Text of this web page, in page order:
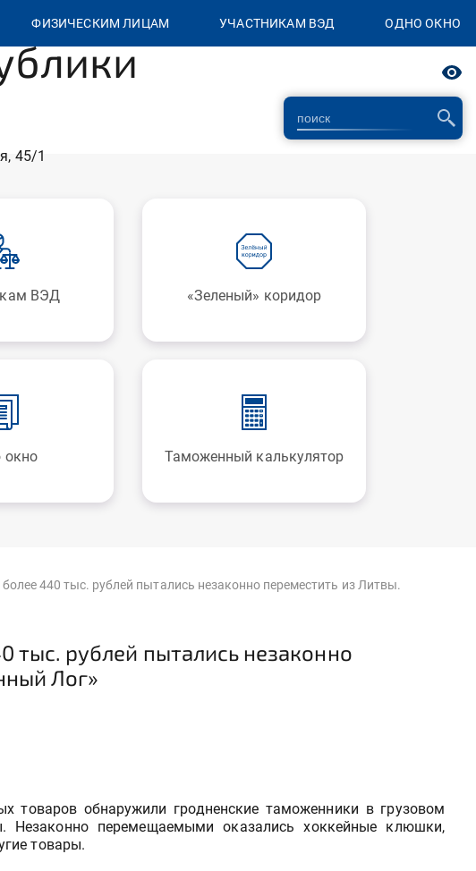
ФИЗИЧЕСКИМ ЛИЦАМ УЧАСТНИКАМ ВЭД ОДНО ОКНО
45/1
ВЭД «Зеленый» коридор
окно Таможенный калькулятор
440 тыс. рублей пытались незаконно переместить из Литвы.
рублей пытались незаконно
Лог»
товаров обнаружили гродненские таможенники в грузовом
Незаконно перемещаемыми оказались хоккейные клюшки,
товары.